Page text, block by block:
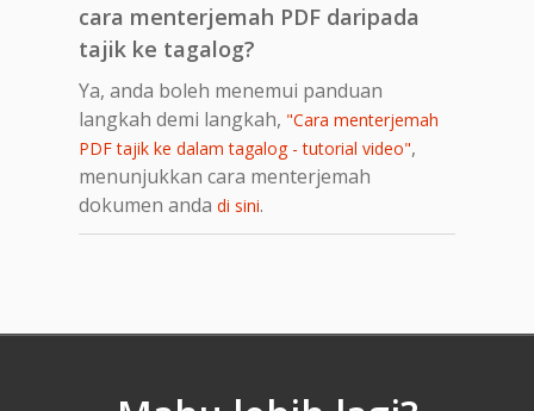
cara menterjemah PDF daripada
tajik ke tagalog?
Ya, anda boleh menemui panduan
langkah demi langkah, "Cara menterjemah
PDF tajik ke dalam tagalog - tutorial video",
menunjukkan cara menterjemah
dokumen anda di sini.